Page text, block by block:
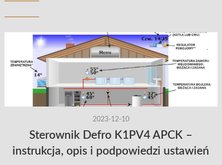
2023-12-10
Sterownik Defro K1PV4 APCK –
instrukcja, opis i podpowiedzi ustawień